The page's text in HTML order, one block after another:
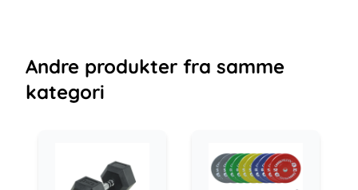
Andre produkter fra samme
kategori